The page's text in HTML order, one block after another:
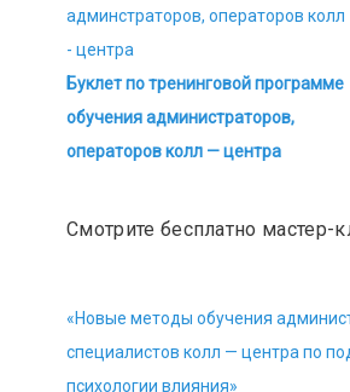
Буклет по тренинговой программе
обучения администраторов,
операторов колл — центра
Смотрите бесплатно мастер-
«Новые методы обучения
специалистов колл — центра по
психологии влияния»